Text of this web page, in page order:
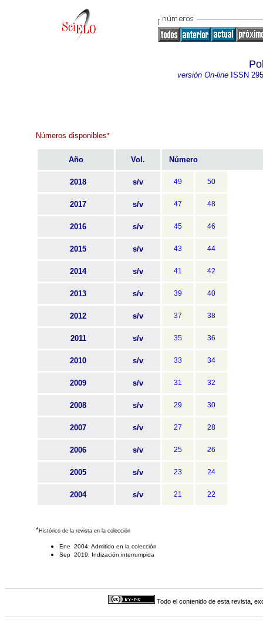
versión On-lineISSN
Números disponibles*
Año Vol. Número
2018 s/v 49 50
2017 s/v 47 48
2016 s/v 45 46
2015 s/v 43 44
2014 s/v 41 42
2013 s/v 39 40
2012 s/v 37 38
2011 s/v 35 36
2010 s/v 33 34
2009 s/v 31 32
2008 s/v 29 30
2007 s/v 27 28
2006 s/v 25 26
2005 s/v 23 24
2004 s/v 21 22
*Histórico de la revista en la colección
Ene 2004: Admitido en la colección
Sep 2019: Indización interrumpida
Todo el contenido de esta revista,